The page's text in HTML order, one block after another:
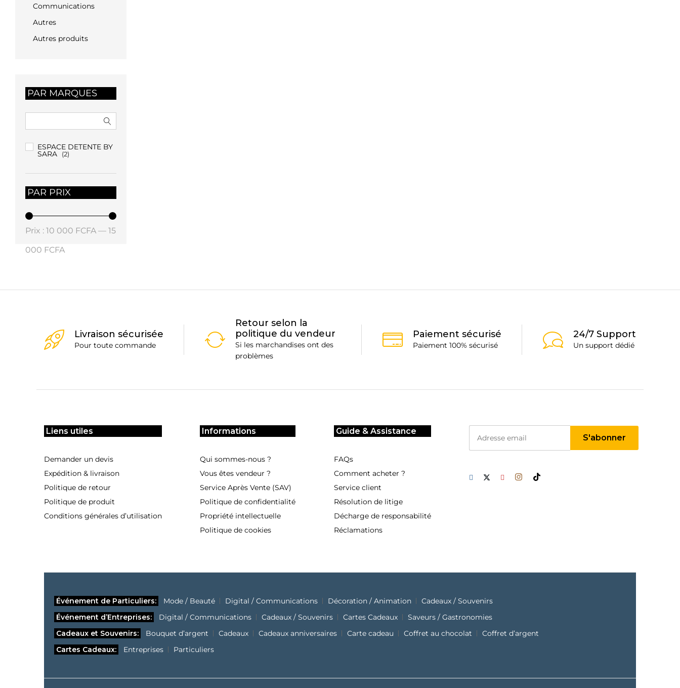
Communications
Autres
Autres produits
PAR MARQUES
ESPACE DETENTE BY
SARA (2)
PAR PRIX
Prix : 10 000 FCFA — 15
000 FCFA
Livraison sécurisée
Pour toute commande
Retour selon la
politique du vendeur
Si les marchandises ont des
problèmes
Paiement sécurisé
Paiement 100% sécurisé
24/7 Support
Un support dédié
Liens utiles
Demander un devis
Expédition & livraison
Politique de retour
Politique de produit
Conditions générales d’utilisation
Informations
Qui sommes-nous ?
Vous êtes vendeur ?
Service Après Vente (SAV)
Politique de confidentialité
Propriété intellectuelle
Politique de cookies
Guide & Assistance
FAQs
Comment acheter ?
Service client
Résolution de litige
Décharge de responsabilité
Réclamations
Événement de Particuliers: Mode / Beauté Digital / Communications Décoration / Animation
Cadeaux / Souvenirs
Événement d’Entreprises:
Digital / Communications Cadeaux / Souvenirs Cartes Cadeaux
Saveurs / Gastronomies
Cadeaux et Souvenirs:
Bouquet d’argent Cadeaux Cadeaux anniversaires Carte cadeau Coffret au chocolat
Coffret d’argent
Cartes Cadeaux:
Entreprises Particuliers